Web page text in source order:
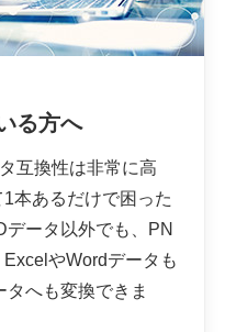
る方へ
互換性は非常に高
本あるだけで困った
ータ以外でも、PN
やWordデータも
へも変換できま